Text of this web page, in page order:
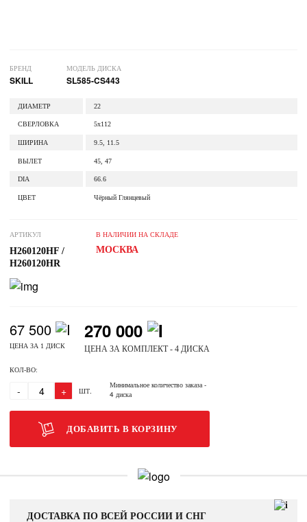
БРЕНД
SKILL
МОДЕЛЬ ДИСКА
SL585-CS443
ДИАМЕТР 22
СВЕРЛОВКА 5x112
ШИРИНА 9.5, 11.5
ВЫЛЕТ 45, 47
DIA 66.6
ЦВЕТ Чёрный Глянцевый
АРТИКУЛ
H260120HF /
H260120HR
В НАЛИЧИИ НА СКЛАДЕ
МОСКВА
67 500
ЦЕНА ЗА 1 ДИСК
270 000
ЦЕНА ЗА КОМПЛЕКТ - 4 ДИСКА
КОЛ-ВО:
- + ШТ.
Минимальное количество заказа-
4 диска
ДОБАВИТЬ В КОРЗИНУ
ДОСТАВКА ПО ВСЕЙ РОССИИ И СНГ